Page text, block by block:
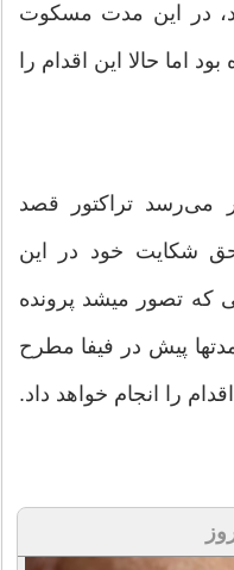
در این مدت مسکوت
اما حالا این اقدام را
می‌رسد تراکتور قصد
شکایت خود در این
که تصور میشد پرونده
پیش در فیفا مطرح
را انجام خواهد داد.